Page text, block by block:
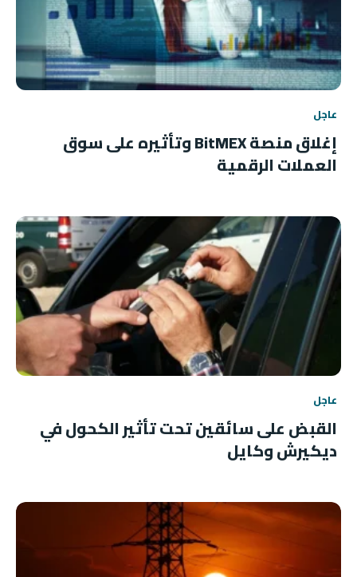
عاجل
إغلاق منصة BitMEX وتأثيره على سوق
العملات الرقمية
عاجل
القبض على سائقين تحت تأثير الكحول في
ديكيرش وكايل